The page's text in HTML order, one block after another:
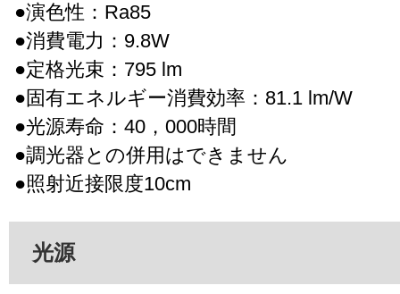
●演色性：Ra85
●消費電力：9.8W
●定格光束：795 lm
●固有エネルギー消費効率：81.1 lm/W
●光源寿命：40，000時間
●調光器との併用はできません
●照射近接限度10cm
光源